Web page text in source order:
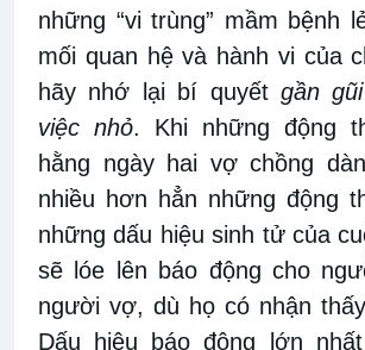
những “vi trùng” mầm bệnh
mối quan hệ và hành vi của
hãy nhớ lại bí quyết gần
việc nhỏ. Khi những động
hằng ngày hai vợ chồng
nhiều hơn hẳn những động
những dấu hiệu sinh tử của
sẽ lóe lên báo động cho
người vợ, dù họ có nhận
Dấu hiệu báo động lớn